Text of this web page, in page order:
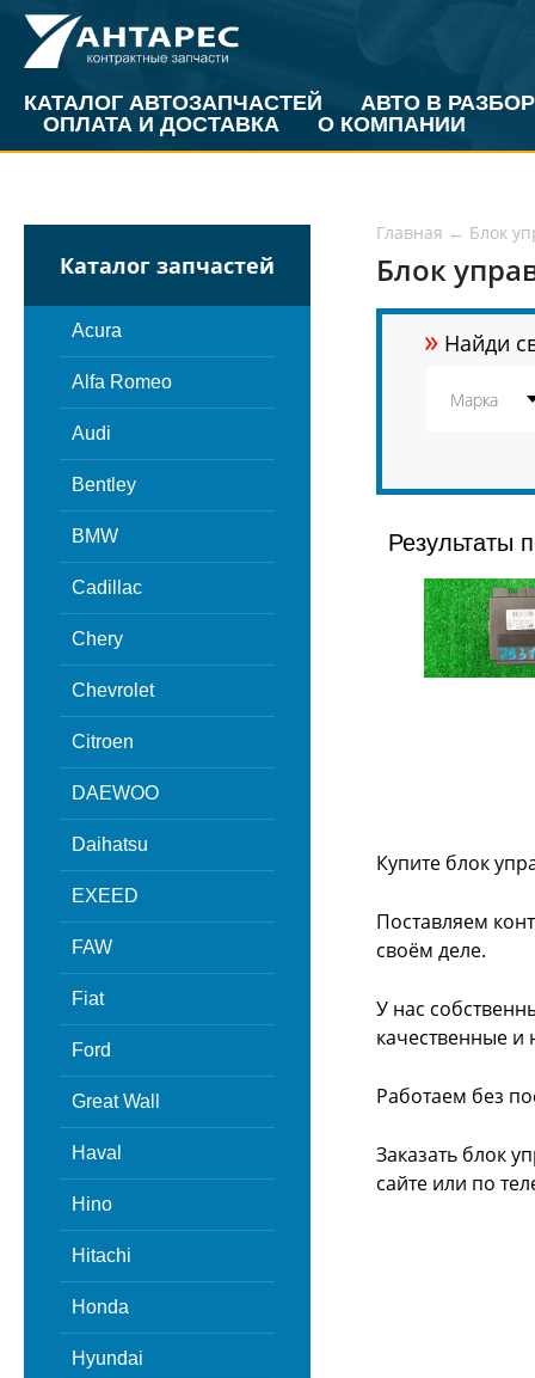
КАТАЛОГ АВТОЗАПЧАСТЕЙ
АВТО В РАЗБОР
ОПЛАТА И ДОСТАВКА
О КОМПАНИИ
Каталог запчастей
Acura
Alfa Romeo
Audi
Bentley
BMW
Cadillac
Chery
Chevrolet
Citroen
DAEWOO
Daihatsu
EXEED
FAW
Fiat
Ford
Great Wall
Haval
Hino
Hitachi
Honda
Hyundai
Главная ← Блок
Блок
» Найди
Результаты
Купите блок
Поставляем
своём деле.
У нас
качественные и
Работаем без
Заказать блок
сайте или по